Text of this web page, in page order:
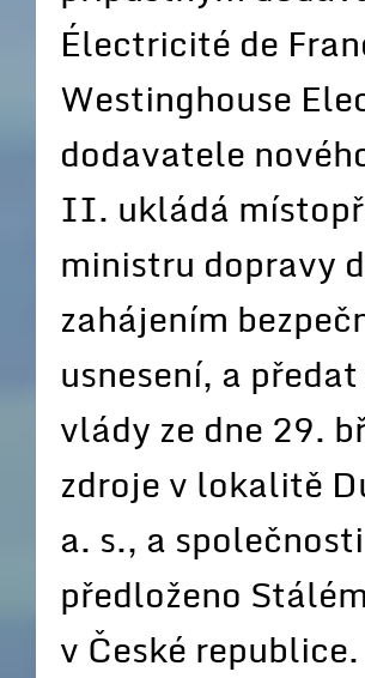
Électricité de
Westinghouse
dodavatele
II. ukládá
ministru dopravy
zahájením
usnesení, a
vlády ze dne 29.
zdroje v lokalitě
a. s., a
předloženo
v České republice.